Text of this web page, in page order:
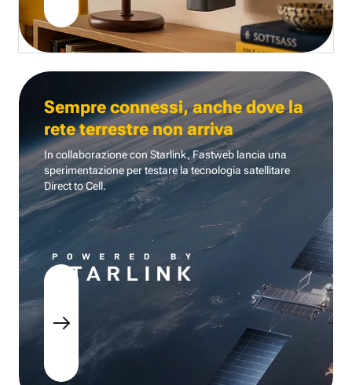
Sempre connessi, anche dove la
rete terrestre non arriva
In collaborazione con Starlink, Fastweb lancia una
sperimentazione per testare la tecnologia satellitare
Direct to Cell.